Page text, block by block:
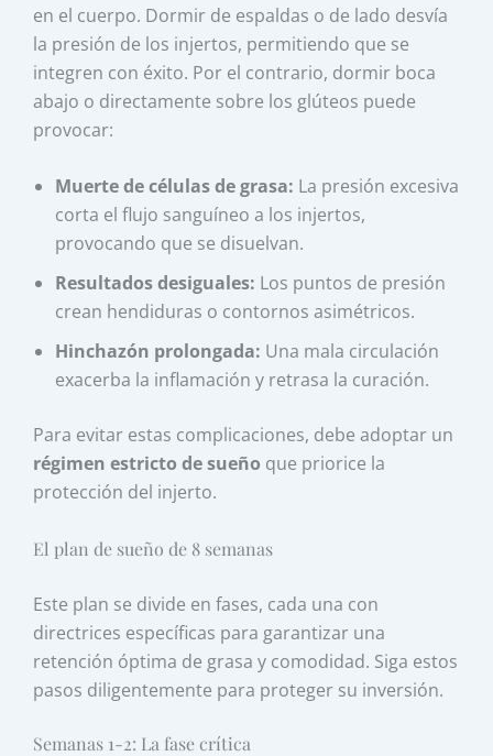
en el cuerpo. Dormir de espaldas o de lado desvía
la presión de los injertos, permitiendo que se
integren con éxito. Por el contrario, dormir boca
abajo o directamente sobre los glúteos puede
provocar:
Muerte de células de grasa: La presión excesiva
corta el flujo sanguíneo a los injertos,
provocando que se disuelvan.
Resultados desiguales: Los puntos de presión
crean hendiduras o contornos asimétricos.
Hinchazón prolongada: Una mala circulación
exacerba la inflamación y retrasa la curación.
Para evitar estas complicaciones, debe adoptar un
régimen estricto de sueño que priorice la
protección del injerto.
El plan de sueño de 8 semanas
Este plan se divide en fases, cada una con
directrices específicas para garantizar una
retención óptima de grasa y comodidad. Siga estos
pasos diligentemente para proteger su inversión.
Semanas 1-2: La fase crítica